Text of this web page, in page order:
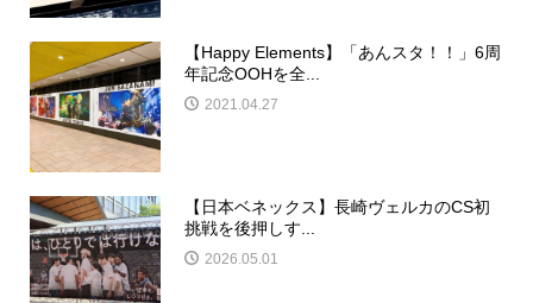
【Happy Elements】「あんスタ！！」6周
年記念OOHを全...
2021.04.27
【日本ベネックス】長崎ヴェルカのCS初
挑戦を後押しす...
2026.05.01